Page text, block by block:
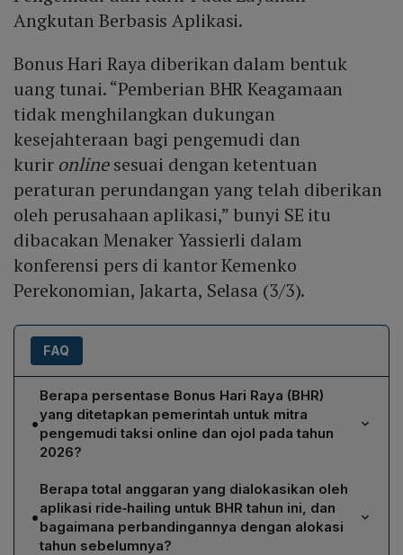
Angkutan Berbasis Aplikasi.
Bonus Hari Raya diberikan dalam bentuk
uang tunai. “Pemberian BHR Keagamaan
tidak menghilangkan dukungan
kesejahteraan bagi pengemudi dan
kurir onlinesesuai dengan ketentuan
peraturan perundangan yang telah diberikan
oleh perusahaan aplikasi,” bunyi SE itu
dibacakan Menaker Yassierli dalam
konferensi pers di kantor Kemenko
Perekonomian, Jakarta, Selasa (3/3).
FAQ
•
Berapa persentase Bonus Hari Raya (BHR)
yang ditetapkan pemerintah untuk mitra
pengemudi taksi online dan ojol pada tahun
2026?
Pemerintah menetapkan BHR sebesar 25% dari
rata‑rata pendapatan bersih selama 12 bulan terakhir,
naik dari 20% pada Ramadan tahun lalu.
•
Berapa total anggaran yang dialokasikan oleh
aplikasi ride‑hailing untuk BHR tahun ini, dan
bagaimana perbandingannya dengan alokasi
tahun sebelumnya?